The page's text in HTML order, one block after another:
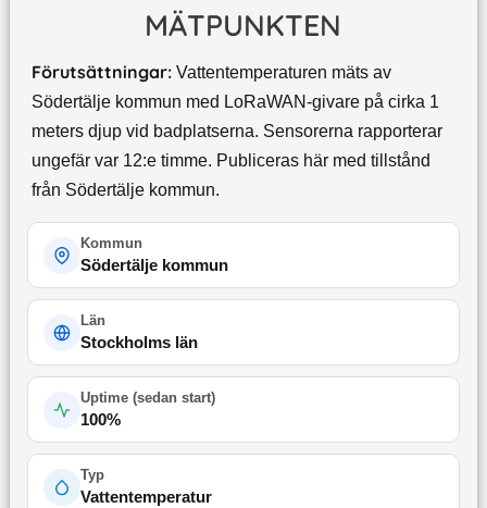
MÄTPUNKTEN
Förutsättningar: Vattentemperaturen mäts av
Södertälje kommun med LoRaWAN-givare på cirka 1
meters djup vid badplatserna. Sensorerna rapporterar
ungefär var 12:e timme. Publiceras här med tillstånd
från Södertälje kommun.
Kommun
Södertälje kommun
Län
Stockholms län
Uptime (sedan start)
100%
Typ
Vattentemperatur